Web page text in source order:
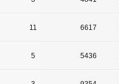
11 6617
5 5436